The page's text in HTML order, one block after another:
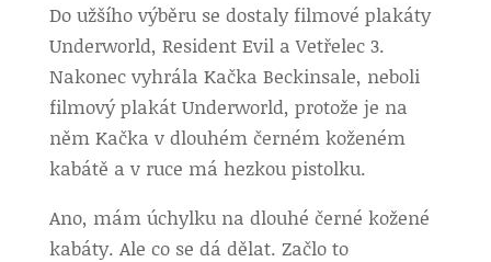
Do užšího výběru se dostaly filmové plakáty
Underworld, Resident Evil a Vetřelec 3.
Nakonec vyhrála Kačka Beckinsale, neboli
filmový plakát Underworld, protože je na
něm Kačka v dlouhém černém koženém
kabátě a v ruce má hezkou pistolku.
Ano, mám úchylku na dlouhé černé kožené
kabáty. Ale co se dá dělat. Začlo to